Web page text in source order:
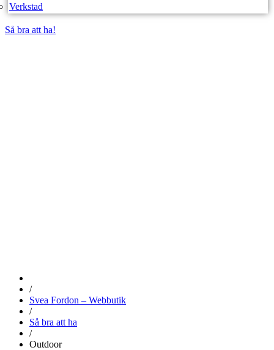
Verkstad
Så bra att ha!
/
Svea Fordon – Webbutik
/
Så bra att ha
/
Outdoor